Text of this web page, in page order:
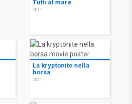
Tutti al mare
2011
La kryptonite nella
borsa
2011